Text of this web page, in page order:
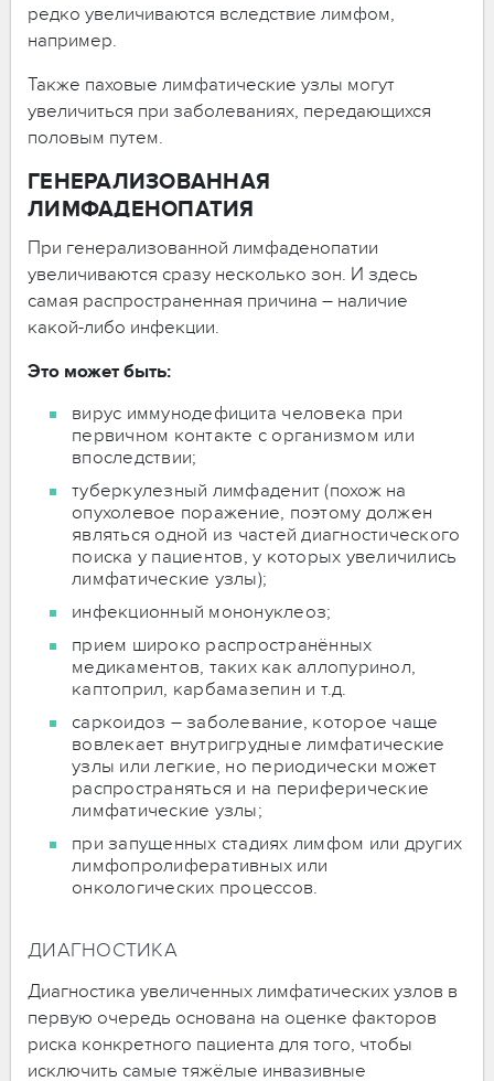
редко увеличиваются вследствие лимфом,
например.
Также паховые лимфатические узлы могут
увеличиться при заболеваниях, передающихся
половым путем.
ГЕНЕРАЛИЗОВАННАЯ
ЛИМФАДЕНОПАТИЯ
При генерализованной лимфаденопатии
увеличиваются сразу несколько зон. И здесь
самая распространенная причина – наличие
какой-либо инфекции.
Это может быть:
вирус иммунодефицита человека при
первичном контакте с организмом или
впоследствии;
туберкулезный лимфаденит (похож на
опухолевое поражение, поэтому должен
являться одной из частей диагностического
поиска у пациентов, у которых увеличились
лимфатические узлы);
инфекционный мононуклеоз;
прием широко распространённых
медикаментов, таких как аллопуринол,
каптоприл, карбамазепин и т.д.
саркоидоз – заболевание, которое чаще
вовлекает внутригрудные лимфатические
узлы или легкие, но периодически может
распространяться и на периферические
лимфатические узлы;
при запущенных стадиях лимфом или других
лимфопролиферативных или
онкологических процессов.
ДИАГНОСТИКА
Диагностика увеличенных лимфатических узлов в
первую очередь основана на оценке факторов
риска конкретного пациента для того, чтобы
исключить самые тяжёлые инвазивные